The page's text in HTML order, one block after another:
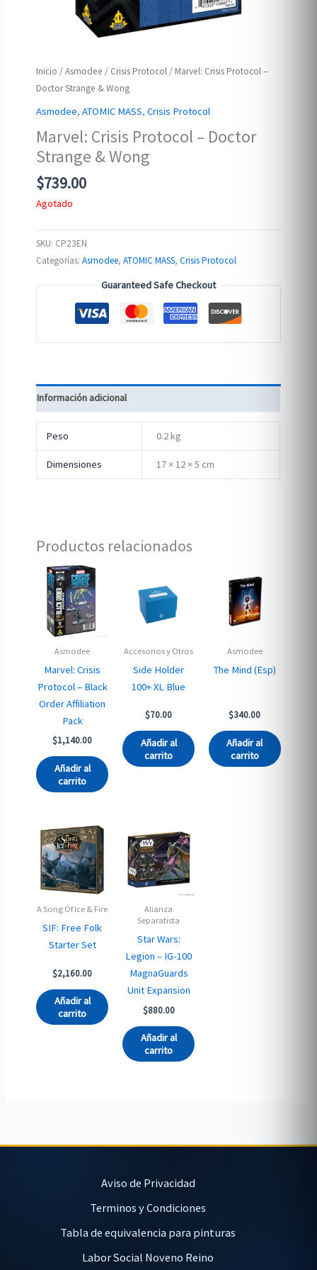
Inicio /Asmodee / Crisis Protocol / Marvel: Crisis Protocol –
Doctor Strange & Wong
Asmodee,ATOMIC MASS,Crisis Protocol
Marvel: Crisis Protocol – Doctor
Strange & Wong
$739.00
Agotado
SKU: CP23EN
Categorías:Asmodee,ATOMIC MASS,Crisis Protocol
Guaranteed Safe Checkout
Información adicional
Peso 0.2 kg
Dimensiones 17 × 12 × 5 cm
Productos relacionados
Asmodee
Marvel: Crisis
Protocol – Black
Order Affiliation
Pack
$1,140.00
Añadir al
carrito
Accesorios y Otros
Side Holder
100+ XL Blue
$70.00
Añadir al
carrito
Asmodee
The Mind (Esp)
$340.00
Añadir al
carrito
A Song Of Ice & Fire
SIF: Free Folk
Starter Set
$2,160.00
Añadir al
carrito
Alianza
Separatista
Star Wars:
Legion – IG-100
MagnaGuards
Unit Expansion
$880.00
Añadir al
carrito
Aviso de Privacidad
Terminos y Condiciones
Tabla de equivalencia para pinturas
Labor Social Noveno Reino